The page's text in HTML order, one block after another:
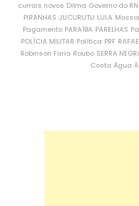
currais novos Dilma Governo do RN
PIRANHAS JUCURUTU LULA
Pagamento PARAÍBA PARELHAS
POLÍCIA MILITAR Política PRF
Robinson Faria Roubo SERRA
Costa Água